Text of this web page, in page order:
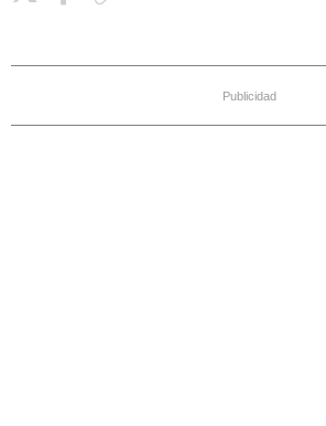
Publicidad